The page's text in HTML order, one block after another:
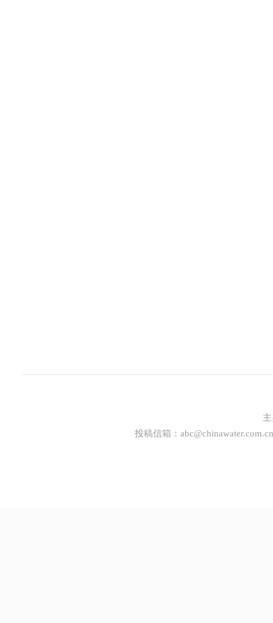
投稿信箱： abc@chinawater.com.cn